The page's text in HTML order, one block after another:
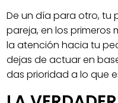
De un día para otro, tu
pareja, en los primeros
la atención hacia tu
dejas de actuar en
das prioridad a lo que